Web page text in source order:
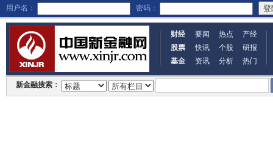
用户名： 密码：
财经 要闻 热点
产经
股票
快讯 个股
研报
基金
资讯 分析 热门
新金融搜索：